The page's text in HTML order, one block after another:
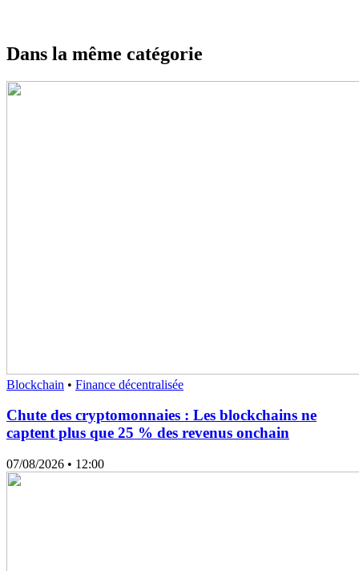
Dans la même catégorie
Blockchain • Finance décentralisée
Chute des cryptomonnaies : Les blockchains ne
captent plus que 25 % des revenus onchain
07/08/2026 • 12:00